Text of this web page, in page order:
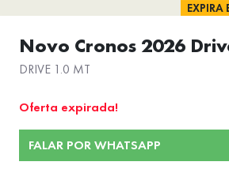
EXPIRA
Novo Cronos 2026
DRIVE 1.0 MT
Oferta expirada!
FALAR POR WHATSAPP